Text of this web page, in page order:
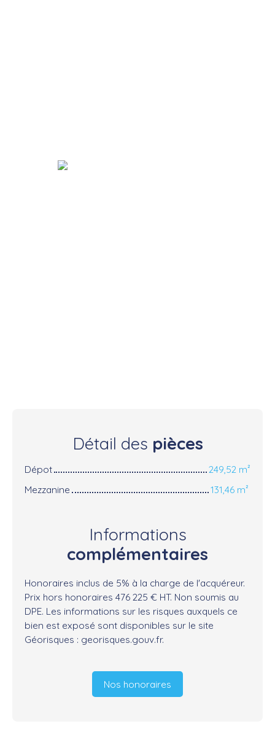
Détail des pièces
Dépot
249,52 m²
Mezzanine
131,46 m²
Informations
complémentaires
Honoraires inclus de 5% à la charge de l'acquéreur.
Prix hors honoraires 476 225 € HT. Non soumis au
DPE. Les informations sur les risques auxquels ce
bien est exposé sont disponibles sur le site
Géorisques : georisques.gouv.fr.
Nos honoraires